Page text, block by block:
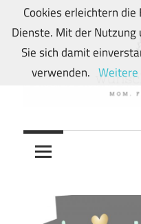
Zum
Inhalt
springen
Wunschkindern
und
Wegen:
Cookies erleichtern
Dienste. Mit der
Sie sich damit
verwenden.